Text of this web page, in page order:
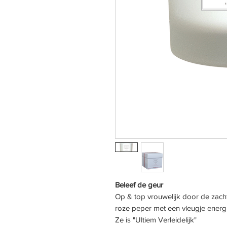
Beleef de geur
Op & top vrouwelijk door de
roze peper met een vleugje
Ze is "Ultiem Verleidelijk"